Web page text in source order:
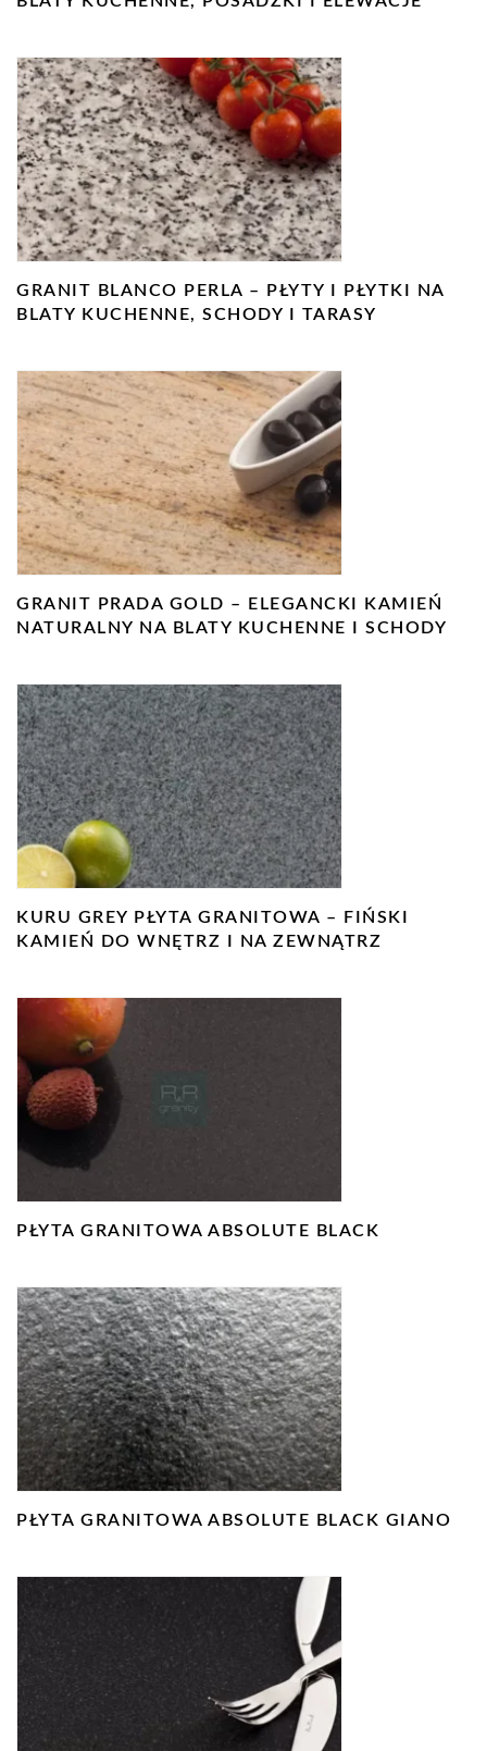
GRANIT BLANCO PERLA – PŁYTY I PŁYTKI NA
BLATY KUCHENNE, SCHODY I TARASY
GRANIT PRADA GOLD – ELEGANCKI KAMIEŃ
NATURALNY NA BLATY KUCHENNE I SCHODY
KURU GREY PŁYTA GRANITOWA – FIŃSKI
KAMIEŃ DO WNĘTRZ I NA ZEWNĄTRZ
PŁYTA GRANITOWA ABSOLUTE BLACK
PŁYTA GRANITOWA ABSOLUTE BLACK GIANO